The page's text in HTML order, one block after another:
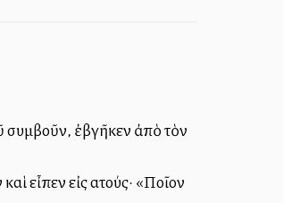
συμβοῦν, ἐβγῆκεν ἀπὸ τὸν
εἶπεν εἰς αὐτούς· «Ποῖον